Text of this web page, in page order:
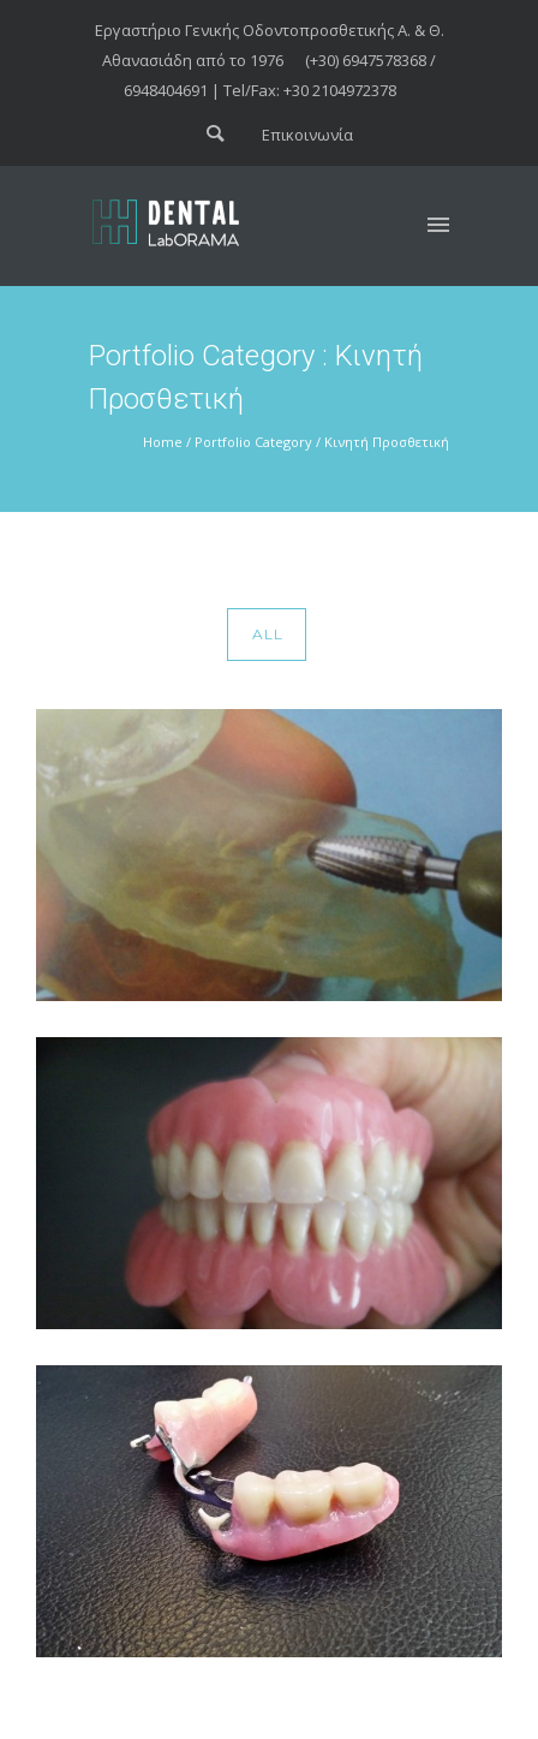
Εργαστήριο Γενικής Οδοντοπροσθετικής Α. & Θ.
Αθανασιάδη από το 1976
(+30) 6947578368 /
6948404691 | Tel/Fax: +30 2104972378
Επικοινωνία
Portfolio Category : Κινητή
Προσθετική
Home / Portfolio Category / Κινητή Προσθετική
ALL
ΝΆΡΘΗΚΕΣ
Κινητή Προσθετική
ΟΛΙΚΈΣ ΟΔΟΝΤΟΣΤΟΙΧΙΕΣ
Κινητή Προσθετική
ΜΕΡΙΚΈΣ ΟΔΟΝΤΟΣΤΟΙΧΊΕΣ
Κινητή Προσθετική